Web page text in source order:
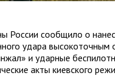
России сообщило о
удара высокоточным
и ударные
акты киевского